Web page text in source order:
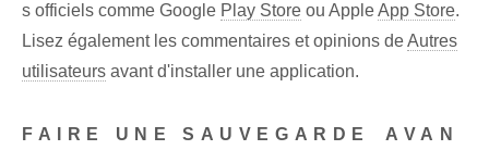
s officiels comme Google Play Store ou AppleApp Store.
Lisez également ‌les commentaires et ⁣opinions deAutres
utilisateurs avant d'installer une application.
FAIRE UNE SAUVEGARDE⁣ AVAN